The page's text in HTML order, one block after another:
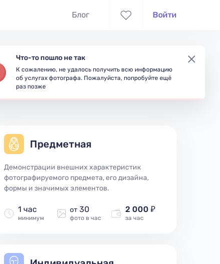
Блог Войти
Доступность
Предметная
Демонстрации внешних характеристик
фотографируемого предмета, его дизайна,
формы и значимых элементов.
1 час
минимум
от 30
фото в час
2 000 ₽
за час
Что-то пошло не так
К сожалению, не удалось получить всю информацию
об услугах фотографа. Пожалуйста, попробуйте ещё
раз позже